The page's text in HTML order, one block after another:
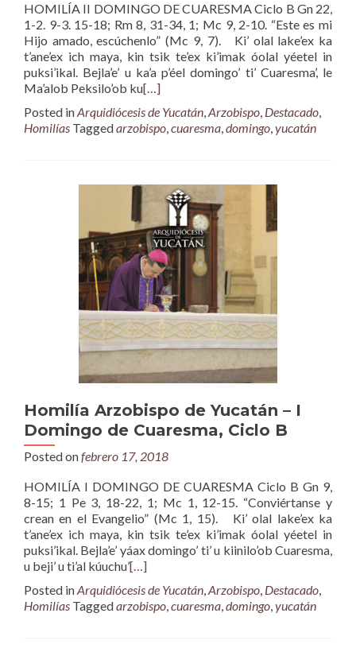
HOMILÍA II DOMINGO DE CUARESMA Ciclo B Gn 22,
1-2. 9-3. 15-18; Rm 8, 31-34, 1; Mc 9, 2-10. “Este es mi
Hijo amado, escúchenlo” (Mc 9, 7). Ki’ olal lake’ex ka
t’ane’ex ich maya, kin tsik te’ex ki’imak óolal yéetel in
puksi’ikal. Bejla’e’ u ka’a p’éel domingo’ ti’ Cuaresma’, le
Ma’alob Peksilo’ob ku[…]
Posted inArquidiócesis de Yucatán,Arzobispo, Destacado,
Homilías Taggedarzobispo,cuaresma,domingo,yucatán
Homilía Arzobispo de Yucatán – I
Domingo de Cuaresma, Ciclo B
Posted onfebrero 17, 2018
HOMILÍA I DOMINGO DE CUARESMA Ciclo B Gn 9,
8-15; 1 Pe 3, 18-22, 1; Mc 1, 12-15. “Conviértanse y
crean en el Evangelio” (Mc 1, 15). Ki’ olal lake’ex ka
t’ane’ex ich maya, kin tsik te’ex ki’imak óolal yéetel in
puksi’ikal. Bejla’e’ yáax domingo’ ti’ u kiinilo’ob Cuaresma,
u beji’ u ti’al kúuchu’[…]
Posted inArquidiócesis de Yucatán,Arzobispo, Destacado,
Homilías Taggedarzobispo,cuaresma,domingo,yucatán